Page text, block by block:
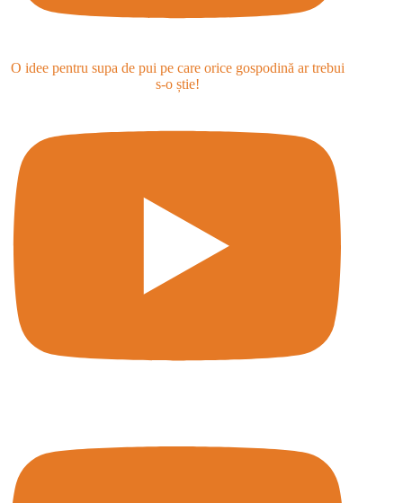
O idee pentru supa de pui pe care orice gospodină ar trebui
s-o știe!